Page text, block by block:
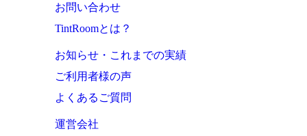
お問い合わせ
TintRoomとは？
お知らせ・これまでの実績
ご利用者様の声
よくあるご質問
運営会社